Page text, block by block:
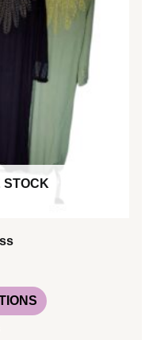
STOCK
plusieurs
variations.
Les
options
peuvent
être
choisies
sur
produit